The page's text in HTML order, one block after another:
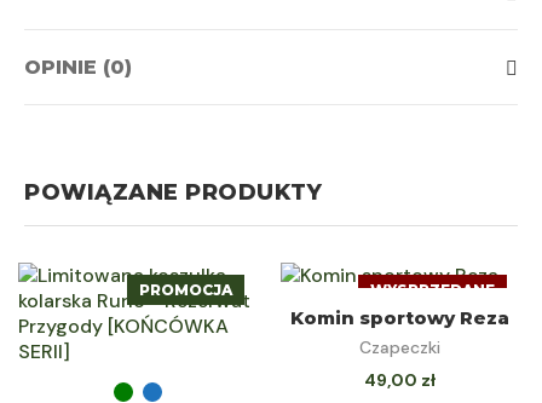
OPINIE (0)
POWIĄZANE PRODUKTY
PROMOCJA
WYBIERZ OPCJE
WYSPRZEDANE
DOWIEDZ SIĘ
WIĘCEJ
Komin sportowy Reza
Czapeczki
49,00 zł